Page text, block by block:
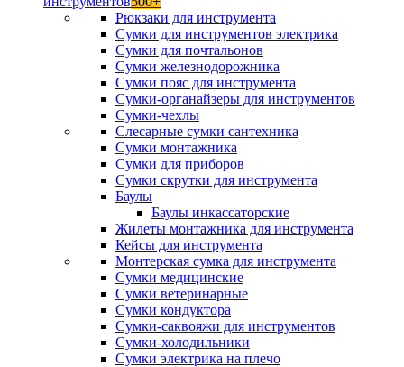
Рюкзаки для инструмента
Сумки для инструментов электрика
Сумки для почтальонов
Сумки железнодорожника
Сумки пояс для инструмента
Сумки-органайзеры для инструментов
Сумки-чехлы
Слесарные сумки сантехника
Сумки монтажника
Сумки для приборов
Сумки скрутки для инструмента
Баулы
Баулы инкассаторские
Жилеты монтажника для инструмента
Кейсы для инструмента
Монтерская сумка для инструмента
Сумки медицинские
Сумки ветеринарные
Сумки кондуктора
Сумки-саквояжи для инструментов
Сумки-холодильники
Сумки электрика на плечо